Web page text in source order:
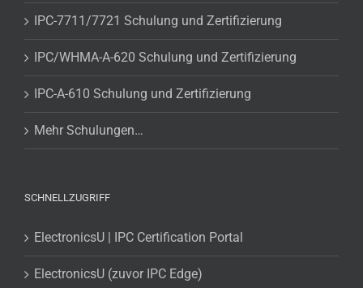
IPC-7711/7721 Schulung und Zertifizierung
IPC/WHMA-A-620 Schulung und Zertifizierung
IPC-A-610 Schulung und Zertifizierung
Mehr Schulungen…
SCHNELLZUGRIFF
ElectronicsU | IPC Certification Portal
ElectronicsU (zuvor IPC Edge)